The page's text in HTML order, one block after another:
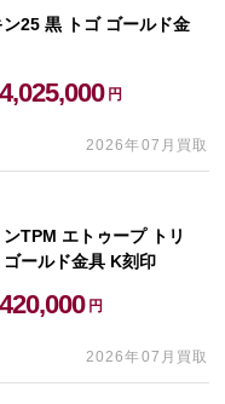
25 黒 トゴ ゴールド金
4,025,000 円
2026年07月買取
TPM エトゥープ トリ
ールド金具 K刻印
420,000 円
2026年07月買取